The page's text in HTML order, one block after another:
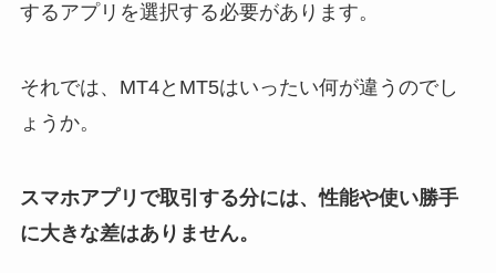
するアプリを選択する必要があります。
それでは、MT4とMT5はいったい何が違うのでし
ょうか。
スマホアプリで取引する分には、性能や使い勝手
に大きな差はありません。